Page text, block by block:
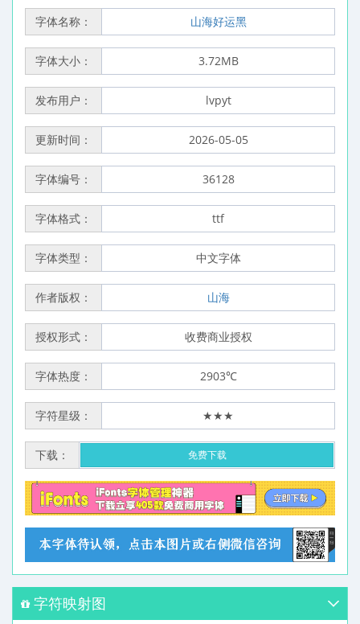
字体名称： 山海好运黑
字体大小： 3.72MB
发布用户： lvpyt
更新时间： 2026-05-05
字体编号： 36128
字体格式： ttf
字体类型： 中文字体
作者版权： 山海
授权形式： 收费商业授权
字体热度： 2903℃
字符星级： ★★★
下载： 免费下载
字符映射图